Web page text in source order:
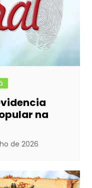
na
de 2026